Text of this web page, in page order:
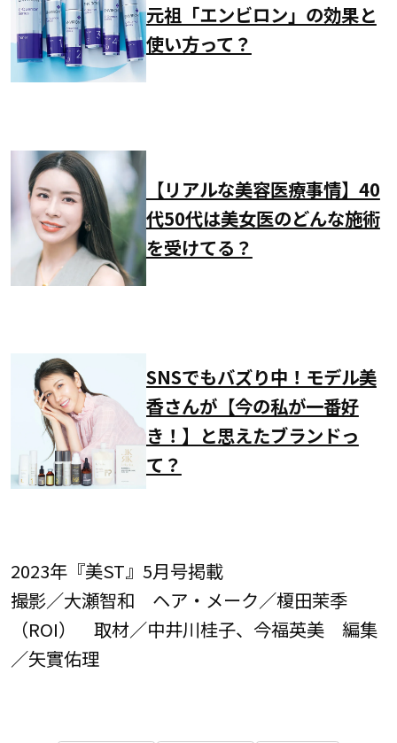
元祖「エンビロン」の効果と
使い方って？
【リアルな美容医療事情】40
代50代は美女医のどんな施術
を受けてる？
SNSでもバズり中！モデル美
香さんが【今の私が一番好
き！】と思えたブランドっ
て？
2023年『美ST』5月号掲載
撮影／大瀬智和 ヘア・メーク／榎田茉季
（ROI） 取材／中井川桂子、今福英美 編集
／矢實佑理